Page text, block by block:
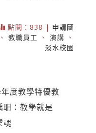
點閱：838 | 申請圖
、 教職員工 、 演講 、
淡水校園
度教學特優教
珊：教學就是
魂